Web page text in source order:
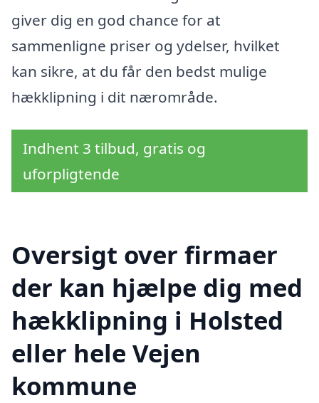
giver dig en god chance for at
sammenligne priser og ydelser, hvilket
kan sikre, at du får den bedst mulige
hækklipning i dit nærområde.
Indhent 3 tilbud, gratis og
uforpligtende
Oversigt over firmaer
der kan hjælpe dig med
hækklipning i Holsted
eller hele Vejen
kommune